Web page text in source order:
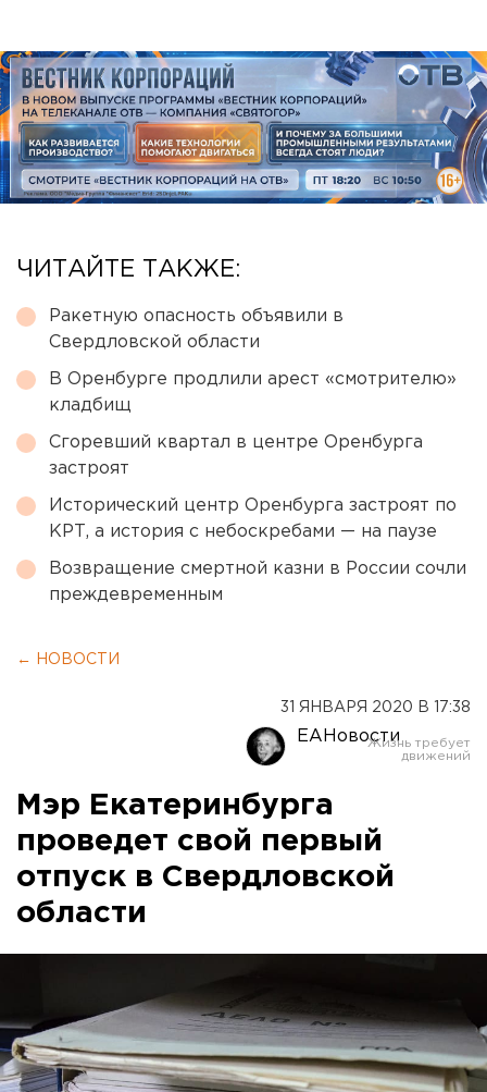
ЧИТАЙТЕ ТАКЖЕ:
Ракетную опасность объявили в
Свердловской области
В Оренбурге продлили арест «смотрителю»
кладбищ
Сгоревший квартал в центре Оренбурга
застроят
Исторический центр Оренбурга застроят по
КРТ, а история с небоскребами — на паузе
Возвращение смертной казни в России сочли
преждевременным
← НОВОСТИ
31 ЯНВАРЯ 2020 В 17:38
ЕАНовости
Мэр Екатеринбурга
проведет свой первый
отпуск в Свердловской
области